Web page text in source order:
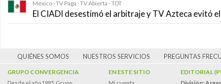
México · TV Paga · TV Abierta - TDT
El CIADI desestimó el arbitraje y TV Azteca evitó
QUIÉNES SOMOS NUESTROS SERVICIOS PREGUNTAS
GRUPO CONVERGENCIA
EN ESTE SITIO
EDITORIAL